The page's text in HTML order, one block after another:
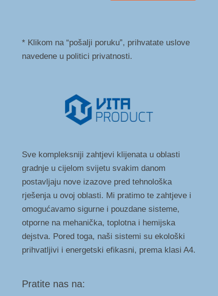
* Klikom na “pošalji poruku”, prihvatate uslove
navedene u politici privatnosti.
Sve kompleksniji zahtjevi klijenata u oblasti
gradnje u cijelom svijetu svakim danom
postavljaju nove izazove pred tehnološka
rješenja u ovoj oblasti. Mi pratimo te zahtjeve i
omogućavamo sigurne i pouzdane sisteme,
otporne na mehanička, toplotna i hemijska
dejstva. Pored toga, naši sistemi su ekološki
prihvatljivi i energetski efikasni, prema klasi A4.
Pratite nas na: